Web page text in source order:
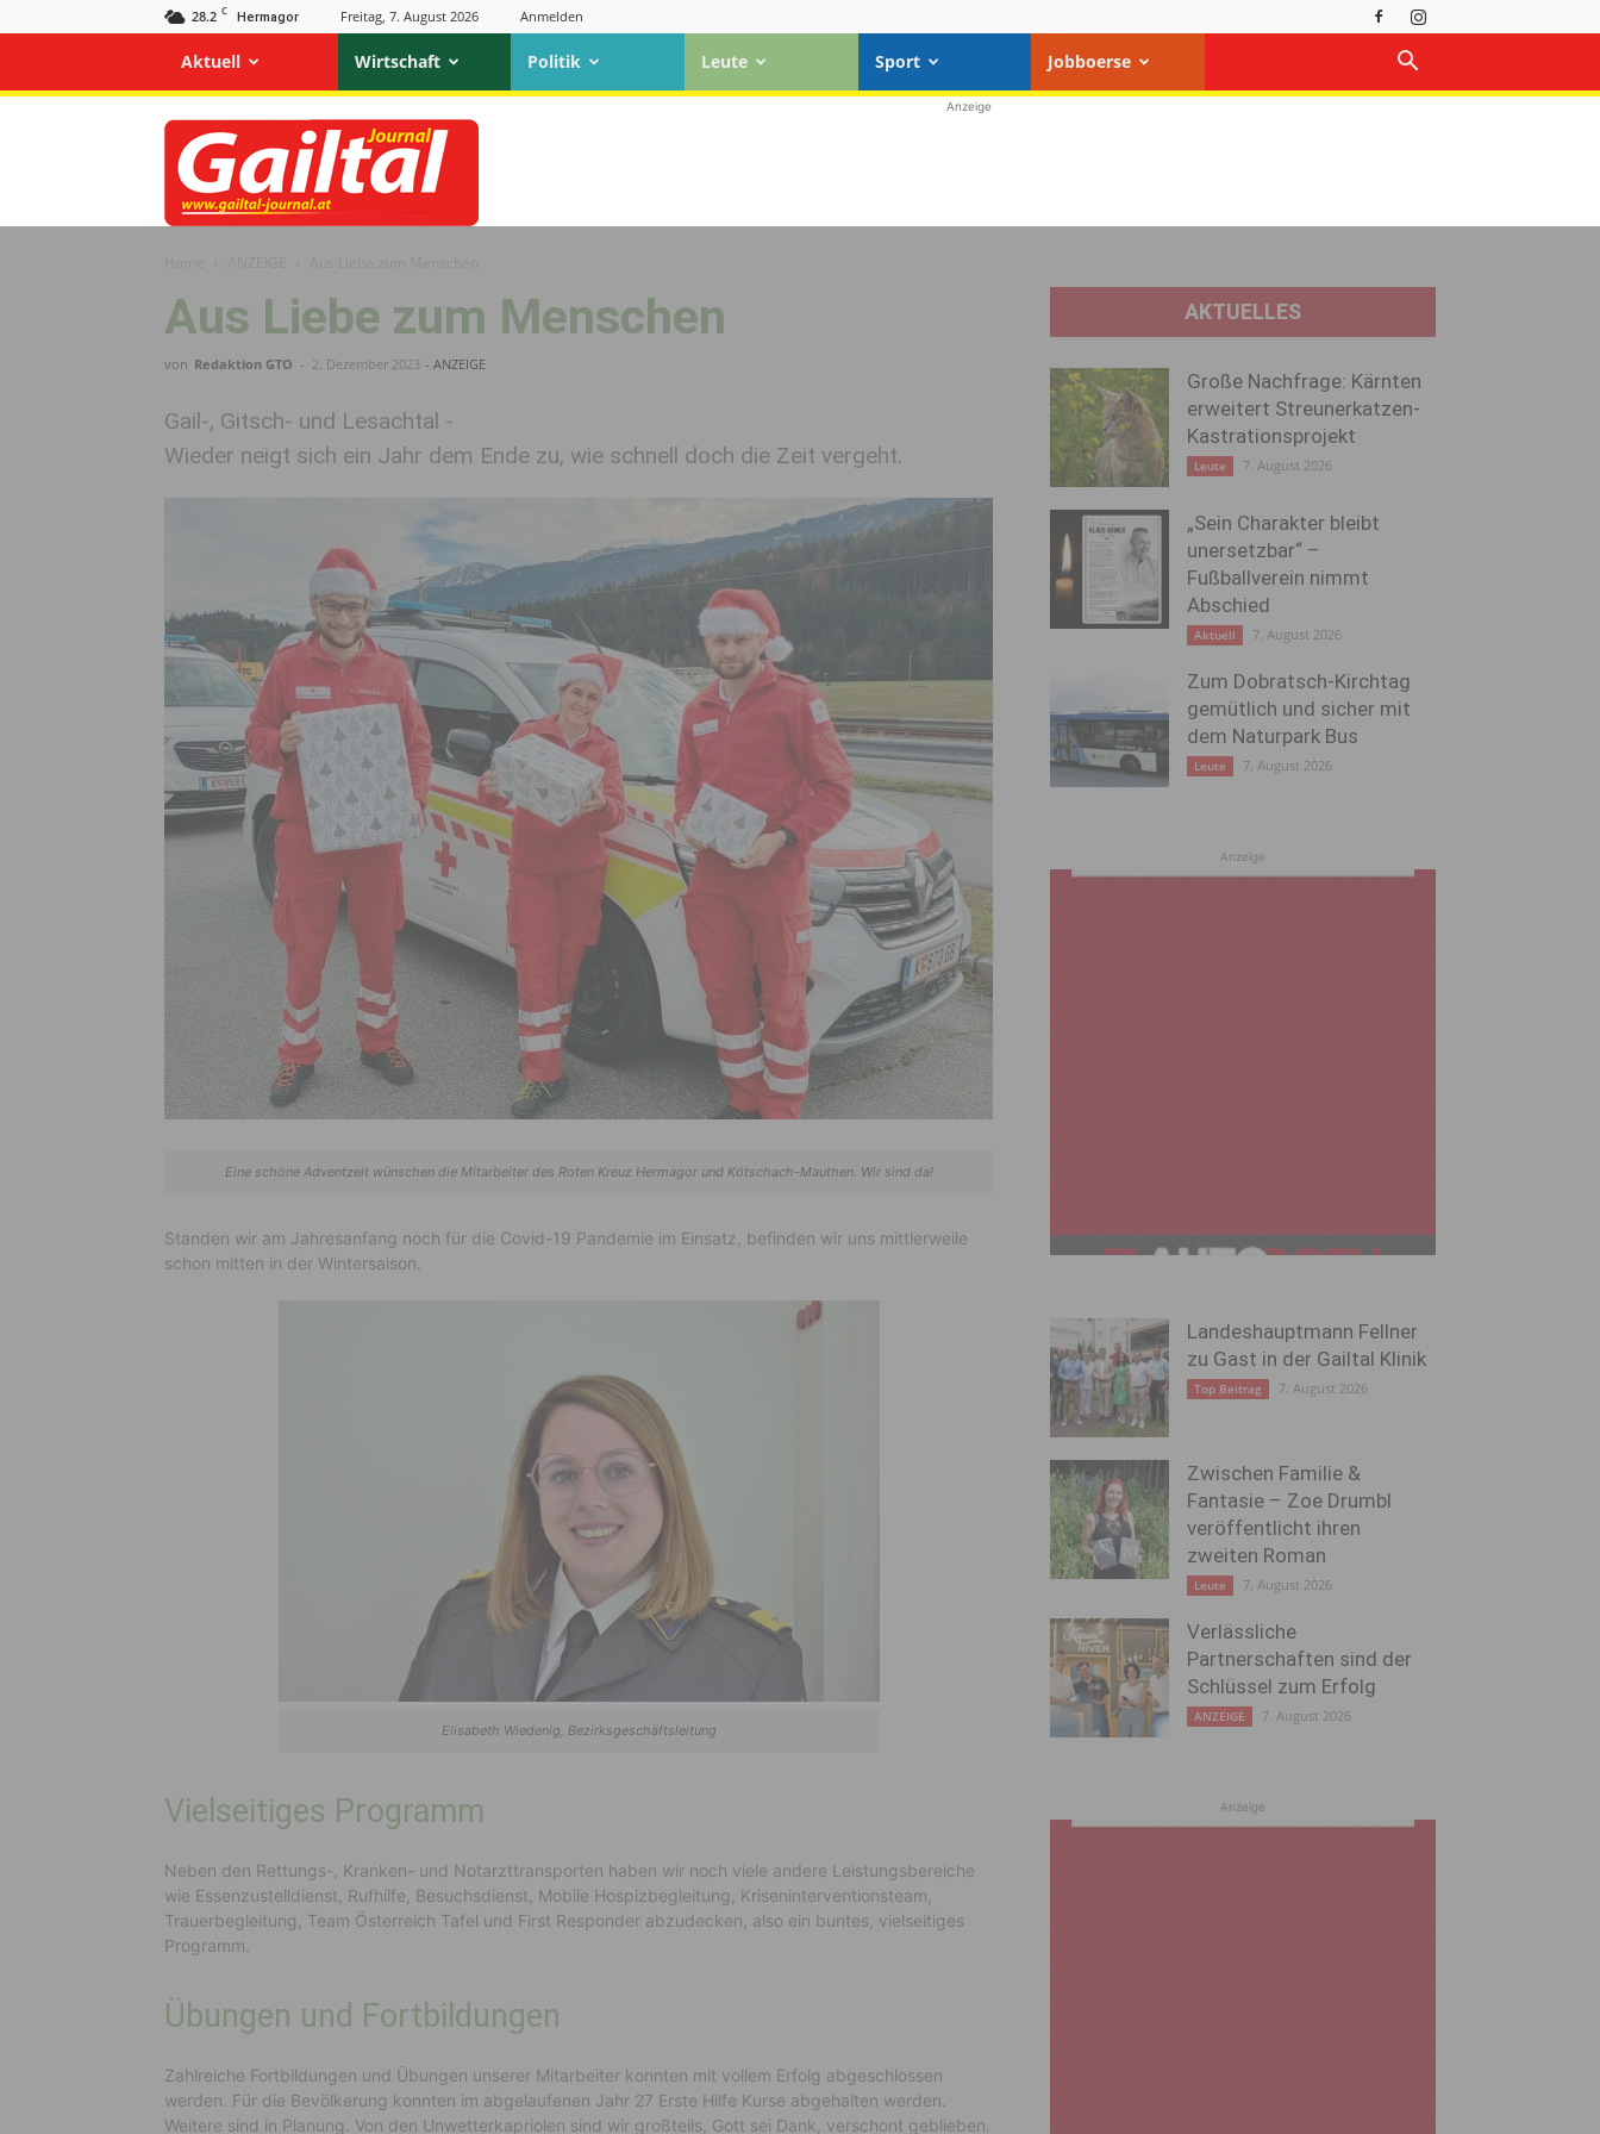
28.2 C Hermagor Freitag, 7. August 2026 Anmelden
Aktuell Wirtschaft Politik Leute Sport Jobboerse
Gailtal
Journal
Anzeige
Aus Liebe zum Menschen
von Redaktion GTO - 2. Dezember 2023 - ANZEIGE
Gail-, Gitsch- und Lesachtal -
Wieder neigt sich ein Jahr dem Ende zu, wie schnell doch die Zeit vergeht.
Eine schöne Adventzeit wünschen die Mitarbeiter des Roten Kreuz Hermagor und Kötschach-Mauthen. Wir sind da!
Standen wir am Jahresanfang noch für die Covid-19 Pandemie im Einsatz, befinden wir uns mittlerweile
schon mitten in der Wintersaison.
Elisabeth Wiedenig, Bezirksgeschäftsleitung
Vielseitiges Programm
Neben den Rettungs-, Kranken- und Notarzttransporten haben wir noch viele andere Leistungsbereiche
wie Essenzustelldienst, Rufhilfe, Besuchsdienst, Mobile Hospizbegleitung, Kriseninterventionsteam,
Trauerbegleitung, Team Österreich Tafel und First Responder abzudecken, also ein buntes, vielseitiges
Programm.
Übungen und Fortbildungen
Zahlreiche Fortbildungen und Übungen unserer Mitarbeiter konnten mit vollem Erfolg abgeschlossen
werden. Für die Bevölkerung konnten im abgelaufenen Jahr 27 Erste Hilfe Kurse abgehalten werden.
Weitere sind in Planung. Von den Unwetterkapriolen sind wir großteils, Gott sei Dank, verschont geblieben.
AKTUELLES
Große Nachfrage: Kärnten
erweitert Streunerkatzen-
Kastrationsprojekt
Leute 7. August 2026
„Sein Charakter bleibt
unersetzbar“ –
Fußballverein nimmt
Abschied
Aktuell 7. August 2026
Zum Dobratsch-Kirchtag
gemütlich und sicher mit
dem Naturpark Bus
Leute 7. August 2026
Anzeige
Landeshauptmann Fellner
zu Gast in der Gailtal Klinik
Top Beitrag 7. August 2026
Zwischen Familie &
Fantasie – Zoe Drumbl
veröffentlicht ihren
zweiten Roman
Leute 7. August 2026
Verlässliche
Partnerschaften sind der
Schlüssel zum Erfolg
ANZEIGE 7. August 2026
Anzeige